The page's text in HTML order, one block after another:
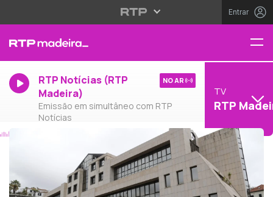
Entrar
RTP Notícias (RTP
Madeira)
Emissão em simultâneo com RTP
Notícias
NO AR
TV
RTP